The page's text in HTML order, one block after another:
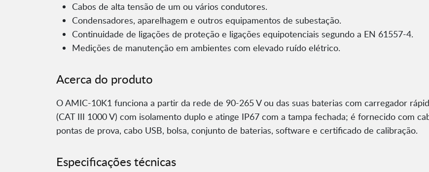
Cabos de alta tensão de um ou vários condutores.
Condensadores, aparelhagem e outros equipamentos de subestação.
Continuidade de ligações de proteção e ligações equipotenciais segundo a EN 61557-4.
Medições de manutenção em ambientes com elevado ruído elétrico.
Acerca do produto
O AMIC-10K1 funciona a partir da rede de 90-265 V ou das suas baterias com carregador
(CAT III 1000 V) com isolamento duplo e atinge IP67 com a tampa fechada; é fornecido com
pontas de prova, cabo USB, bolsa, conjunto de baterias, software e certificado de calibração.
Especificações técnicas